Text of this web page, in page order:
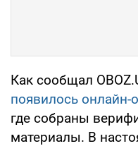
Как сообщал
появилось онлайн-
где собраны
материалы. В